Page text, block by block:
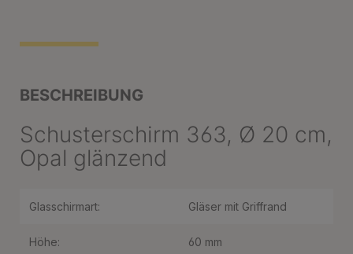
BESCHREIBUNG
Schusterschirm 363, Ø 20 cm,
Opal glänzend
Glasschirmart: Gläser mit Griffrand
Höhe: 60 mm